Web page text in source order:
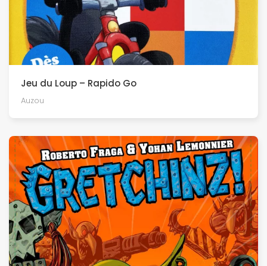
Jeu du Loup – Rapido Go
Auzou